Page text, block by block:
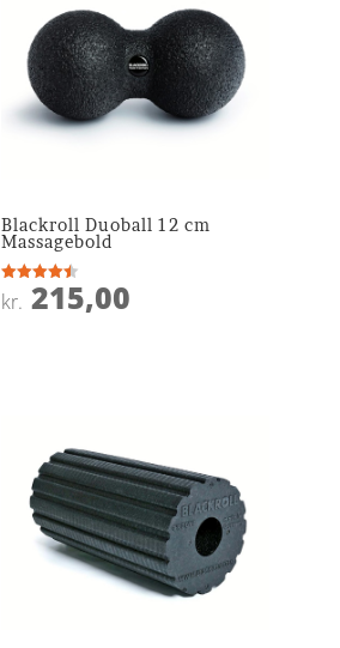
Blackroll Duoball 12 cm
Massagebold
Vurderet
4.5
kr. 215,00